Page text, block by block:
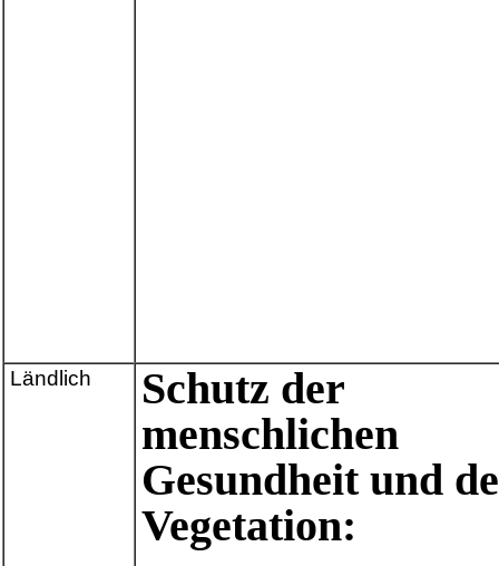
Ländlich
Schutz der
menschlichen
Gesundheit und
Vegetation: